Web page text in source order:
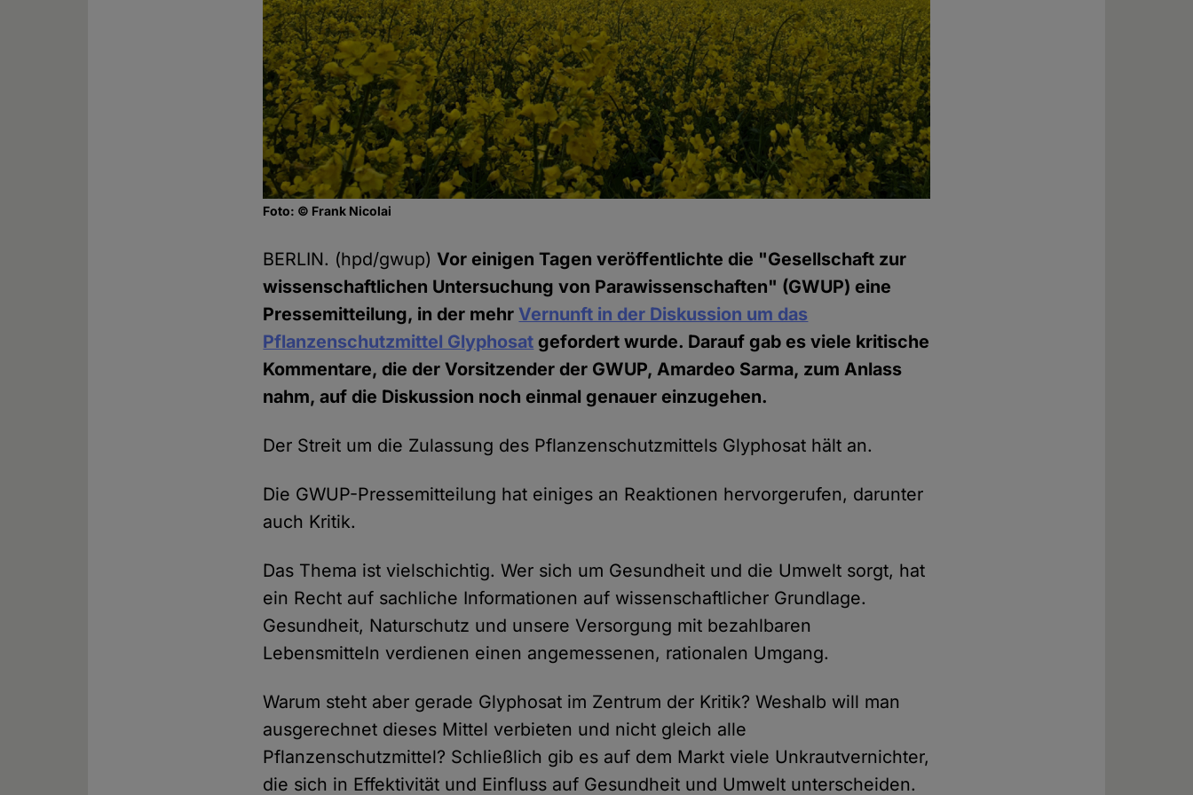
Foto: © Frank Nicolai
BERLIN. (hpd/gwup)Vor einigen Tagen veröffentlichte die "Gesellschaft zur
wissenschaftlichen Untersuchung von Parawissenschaften" (GWUP) eine
Pressemitteilung, in der mehr Vernunft in der Diskussion um das
Pflanzenschutzmittel Glyphosat gefordert wurde. Darauf gab es viele kritische
Kommentare, die der Vorsitzender der GWUP, Amardeo Sarma, zum Anlass
nahm, auf die Diskussion noch einmal genauer einzugehen.
Der Streit um die Zulassung des Pflanzenschutzmittels Glyphosat hält an.
Die GWUP-Pressemitteilung hat einiges an Reaktionen hervorgerufen, darunter
auch Kritik.
Das Thema ist vielschichtig. Wer sich um Gesundheit und die Umwelt sorgt, hat
ein Recht auf sachliche Informationen auf wissenschaftlicher Grundlage.
Gesundheit, Naturschutz und unsere Versorgung mit bezahlbaren
Lebensmitteln verdienen einen angemessenen, rationalen Umgang.
Warum steht aber gerade Glyphosat im Zentrum der Kritik? Weshalb will man
ausgerechnet dieses Mittel verbieten und nicht gleich alle
Pflanzenschutzmittel? Schließlich gib es auf dem Markt viele Unkrautvernichter,
die sich in Effektivität und Einfluss auf Gesundheit und Umwelt unterscheiden.